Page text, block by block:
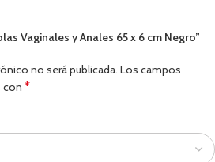
Vaginales y Anales 65 x 6 cm Negro”
no será publicada. Los campos
con *